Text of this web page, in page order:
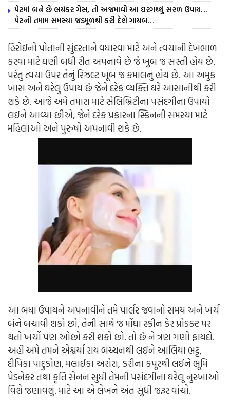
પેટમાં બને છે ભયંકર ગેસ, તો અજમાવો આ ઘરગથ્થું સરળ ઉપાય…
પેટની તમામ સમસ્યા જડમૂળથી કરી દેશે ગાયબ…
હિરોઈનો પોતાની સુંદરતાને વધારવા માટે અને ત્વચાની દેખભાળ
કરવા માટે ઘણી બધી રીત અપનાવે છે જે ખુબ જ સસ્તી હોય છે.
પરંતુ ત્વચા ઉપર તેનું રિઝલ્ટ ખૂબ જ કમાલનું હોય છે. આ અમુક
ખાસ અને ઘરેલુ ઉપાય છે જેને દરેક વ્યક્તિ ઘરે આસાનીથી કરી
શકે છે. આજે અમે તમારા માટે સેલિબ્રિટીના પસંદગીના ઉપાયો
લઈને આવ્યા છીએ, જેને દરેક પ્રકારના સ્કિનની સમસ્યા માટે
મહિલાઓ અને પુરુષો અપનાવી શકે છે.
આ બધા ઉપાયને અપનાવીને તમે પાર્લર જવાનો સમય અને ખર્ચ
બંને બચાવી શકો છો, તેની સાથે જ મોંઘા સ્કીન કેર પ્રોડક્ટ પર
થતો ખર્ચો પણ ઓછો કરી શકો છો. તો છે ને ત્રણ ગણો ફાયદો.
અહીં અમે તમને એશ્વર્યા રાય બચ્ચનથી લઈને આલિયા ભટ્ટ,
દીપિકા પાદુકોણ, મલાઈકા અરોરા, કરીના કપૂરથી લઈને ભૂમિ
પેડનેકર તથા કૃતિ સેનન સુધી તેમની પસંદગીના ઘરેલૂ નુસ્ખાઓ
વિશે જણાવશું. માટે આ એ લેખને અંત સુધી જરૂર વાંચો.